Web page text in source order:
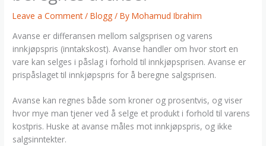
Leave a Comment /Blogg / ByMohamud Ibrahim
Avanse er differansen mellom salgsprisen og varens
innkjøpspris (inntakskost). Avanse handler om hvor stort en
vare kan selges i påslag i forhold til innkjøpsprisen. Avanse er
prispåslaget til innkjøpspris for å beregne salgsprisen.
Avanse kan regnes både som kroner og prosentvis, og viser
hvor mye man tjener ved å selge et produkt i forhold til varens
kostpris. Huske at avanse måles mot innkjøpspris, og ikke
salgsinntekter.